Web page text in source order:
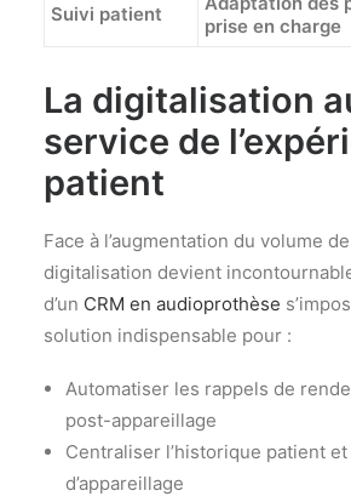
Suivi patient
prise en charge
La digitalisation
service de
patient
Face à l’augmentation du volume
digitalisation devient
d’un CRM en audioprothèse
solution indispensable pour :
Automatiser les rappels de
post-appareillage
Centraliser l’historique patient
d’appareillage